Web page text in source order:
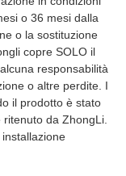
o 36 mesi dalla
o la sostituzione
copre SOLO il
responsabilità
o altre perdite. I
il prodotto è stato
da ZhongLi.